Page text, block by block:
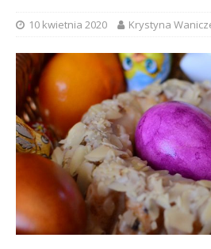
10 kwietnia 2020 Krystyna